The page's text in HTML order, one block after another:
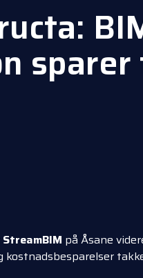
StreamBIM på Åsane